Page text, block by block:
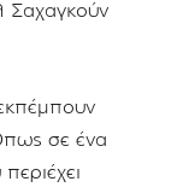
Σαχαγκούν
σε ένα